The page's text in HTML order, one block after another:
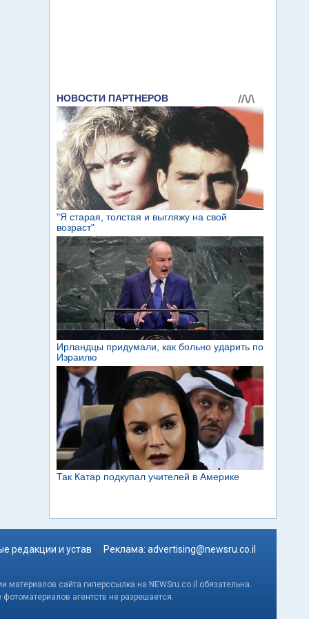
редакции и устав Реклама: advertising@newsru.co.il
сайта гиперссылка на NEWSru.co.il обязательна.
агентств не разрешается.